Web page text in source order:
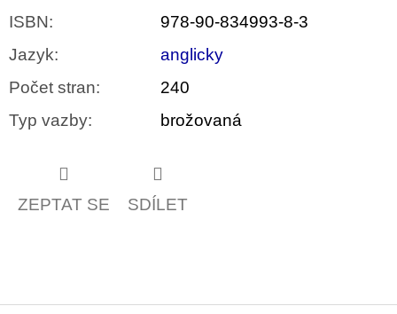
ISBN:
978-90-834993-8-3
Jazyk:
anglicky
Počet stran:
240
Typ vazby: brožovaná
ZEPTAT SE SDÍLET